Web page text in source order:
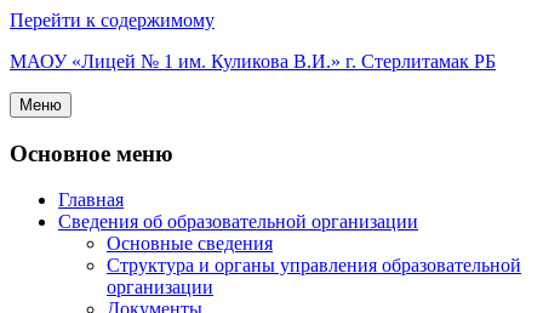
Перейти к содержимому
МАОУ «Лицей № 1 им. Куликова В.И.» г. Стерлитамак РБ
Меню
Основное меню
Главная
Сведения об образовательной организации
Основные сведения
Структура и органы управления образовательной
организации